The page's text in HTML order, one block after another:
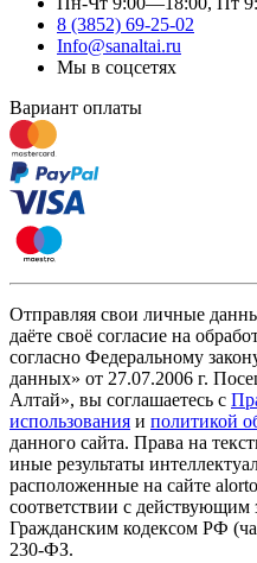
8 (3852) 69-25-02
Info@sanaltai.ru
Мы в соцсетях
Вариант оплаты
Отправляя свои личные
даёте своё согласие на
согласно Федеральному
данных» от 27.07.2006 г.
Алтай», вы соглашаетесь с
использования и политикой
данного сайта. Права на
иные результаты
расположенные на сайте
соответствии с действующим
Гражданским кодексом РФ
230-ФЗ.